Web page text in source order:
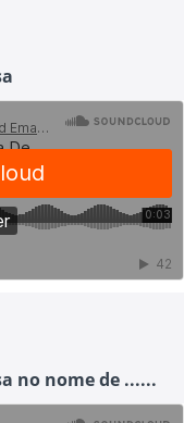
no nome de ......